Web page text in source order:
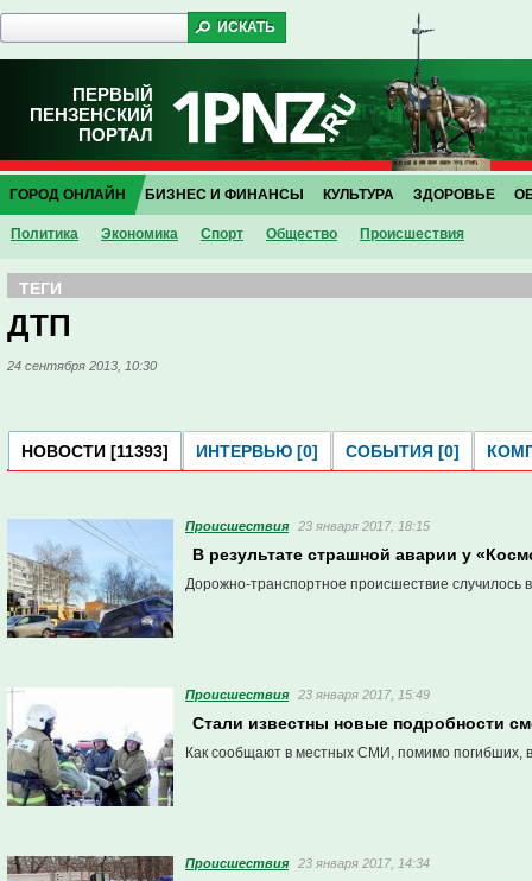
ПЕРВЫЙ
ПЕНЗЕНСКИЙ
ПОРТАЛ
ГОРОД ОНЛАЙН
Политика Экономика Спорт Общество Проиcшествия
БИЗНЕС И ФИНАНСЫ КУЛЬТУРА ЗДОРОВЬЕ
ТЕГИ
ДТП
24 сентября 2013, 10:30
НОВОСТИ [11393] ИНТЕРВЬЮ [0] СОБЫТИЯ [0]
Проиcшествия 23 января 2017, 18:15
В результате страшной аварии у
Дорожно-транспортное происшествие случилось
Проиcшествия 23 января 2017, 15:49
Стали известны новые подробности
Как сообщают в местных СМИ, помимо погибших,
Проиcшествия 23 января 2017, 14:34